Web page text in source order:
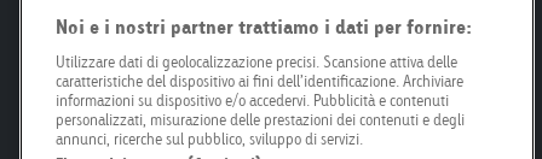
info@goldbachneo.com
+41 58 455 50 00
Directions
Noi e i nostri partner trattiamo i dati per fornire:
Utilizzare dati di geolocalizzazione precisi. Scansione attiva delle
caratteristiche del dispositivo ai fini dell’identificazione. Archiviare
informazioni su dispositivo e/o accedervi. Pubblicità e contenuti
personalizzati, misurazione delle prestazioni dei contenuti e degli
annunci, ricerche sul pubblico, sviluppo di servizi.